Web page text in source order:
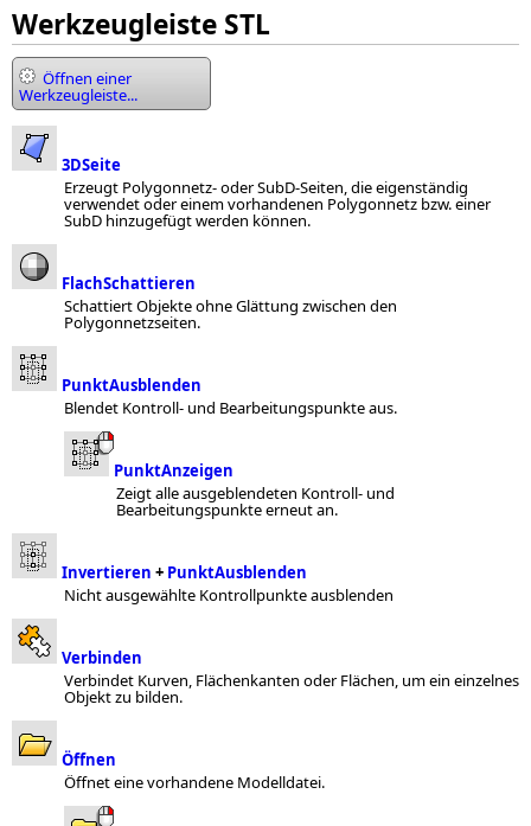
Werkzeugleiste STL
Öffnen einer
Werkzeugleiste...
3DSeite
Erzeugt Polygonnetz- oder SubD-Seiten, die eigenständig
verwendet oder einem vorhandenen Polygonnetz bzw. einer
SubD hinzugefügt werden können.
FlachSchattieren
Schattiert Objekte ohne Glättung zwischen den
Polygonnetzseiten.
PunktAusblenden
Blendet Kontroll- und Bearbeitungspunkte aus.
PunktAnzeigen
Zeigt alle ausgeblendeten Kontroll- und
Bearbeitungspunkte erneut an.
Invertieren + PunktAusblenden
Nicht ausgewählte Kontrollpunkte ausblenden
Verbinden
Verbindet Kurven, Flächenkanten oder Flächen, um ein einzelnes
Objekt zu bilden.
Öffnen
Öffnet eine vorhandene Modelldatei.